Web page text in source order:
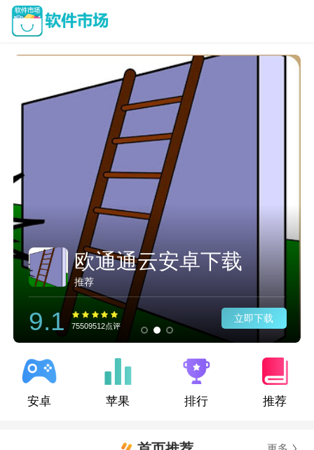
欧通通云安卓下载
推荐
9.1 75509512点评
立即下载
安卓 苹果 排行 推荐